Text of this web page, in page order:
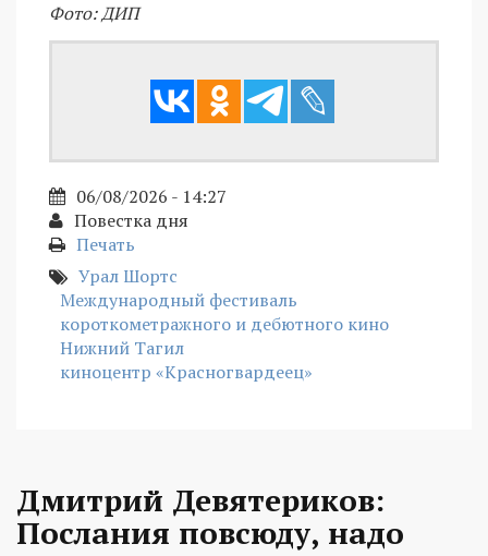
Фото: ДИП
06/08/2026 - 14:27
Повестка дня
Печать
Урал Шортс
Международный фестиваль
короткометражного и дебютного кино
Нижний Тагил
киноцентр «Красногвардеец»
Дмитрий Девятериков:
Послания повсюду, надо